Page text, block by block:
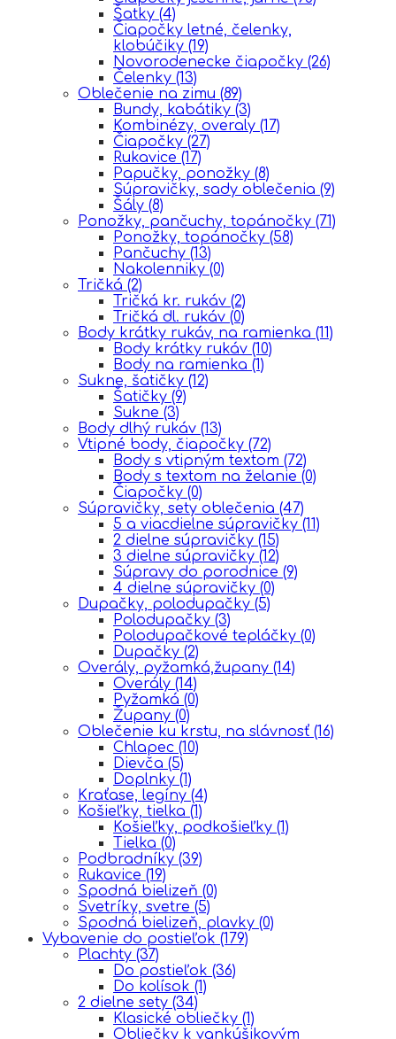
Šatky (4)
Čiapočky letné, čelenky,
klobúčiky (19)
Novorodenecke čiapočky (26)
Čelenky (13)
Oblečenie na zimu (89)
Bundy, kabátiky (3)
Kombinézy, overaly (17)
Čiapočky (27)
Rukavice (17)
Papučky, ponožky (8)
Súpravičky, sady oblečenia (9)
Šály (8)
Ponožky, pančuchy, topánočky (71)
Ponožky, topánočky (58)
Pančuchy (13)
Nakolenniky (0)
Tričká (2)
Tričká kr. rukáv (2)
Tričká dl. rukáv (0)
Body krátky rukáv, na ramienka (11)
Body krátky rukáv (10)
Body na ramienka (1)
Sukne, šatičky (12)
Šatičky (9)
Sukne (3)
Body dlhý rukáv (13)
Vtipné body, čiapočky (72)
Body s vtipným textom (72)
Body s textom na želanie (0)
Čiapočky (0)
Súpravičky, sety oblečenia (47)
5 a viacdielne súpravičky (11)
2 dielne súpravičky (15)
3 dielne súpravičky (12)
Súpravy do porodnice (9)
4 dielne súpravičky (0)
Dupačky, polodupačky (5)
Polodupačky (3)
Polodupačkové tepláčky (0)
Dupačky (2)
Overály, pyžamká,župany (14)
Overály (14)
Pyžamká (0)
Župany (0)
Oblečenie ku krstu, na slávnosť (16)
Chlapec (10)
Dievča (5)
Doplnky (1)
Kraťase, legíny (4)
Košieľky, tielka (1)
Košieľky, podkošieľky (1)
Tielka (0)
Podbradníky (39)
Rukavice (19)
Spodná bielizeň (0)
Svetríky, svetre (5)
Spodná bielizeň, plavky (0)
Vybavenie do postieľok (179)
Plachty (37)
Do postieľok (36)
Do kolísok (1)
2 dielne sety (34)
Klasické obliečky (1)
Obliečky k vankúšikovým